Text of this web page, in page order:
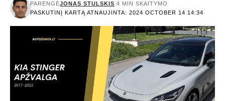
PASKUTINĮ KARTĄ ATNAUJINTA: 2024 OCTOBER 14 14:34
PARENGĖJONAS STULSKIS 4 MIN SKAITYMO